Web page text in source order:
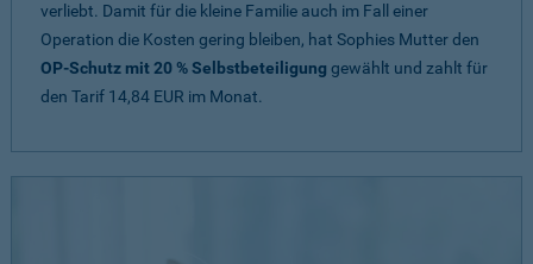
verliebt. Damit für die kleine Familie auch im Fall einer
Operation die Kosten gering bleiben, hat Sophies Mutter den
OP-Schutz mit 20 % Selbstbeteiligung gewählt und zahlt für
den Tarif 14,84 EUR im Monat.